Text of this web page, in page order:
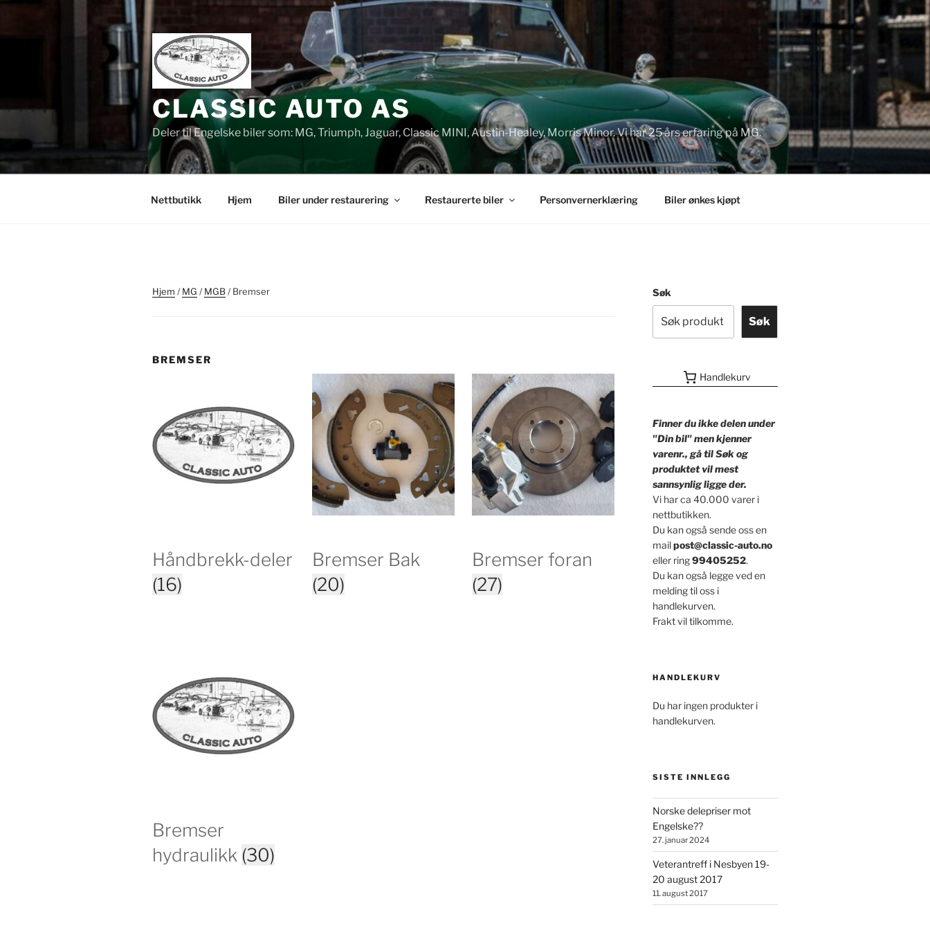
Gå
CLASSIC AUTO AS
Deler til Engelske biler som: MG, Triumph, Jaguar, Classic MINI, Austin-Healey, Morris Minor. Vi har 25 års erfaring på MG.
Nettbutikk Hjem Biler under restaurering Restaurerte biler Personvernerklæring Biler ønkes kjøpt
Hjem /MG /MGB/ Bremser
BREMSER
Håndbrekk-deler
(16)
Bremser Bak
(20)
Bremser foran
(27)
Bremser
hydraulikk (30)
Søk
Søk
Handlekurv
Finner du ikke delen under
"Din bil" men kjenner
varenr., gå til Søk og
produktet vil mest
sannsynlig ligge der.
Vi har ca 40.000 varer i
nettbutikken.
Du kan også sende oss en
mailpost@classic-auto.no
eller ring99405252.
Du kan også legge ved en
melding til oss i
handlekurven.
Frakt vil tilkomme.
HANDLEKURV
Du har ingen produkter i
handlekurven.
SISTE INNLEGG
Norske delepriser mot
Engelske??
27. januar 2024
Veterantreff i Nesbyen 19-
20 august 2017
11. august 2017